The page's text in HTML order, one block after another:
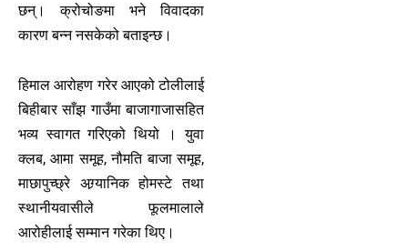
छन्। क्रोचोङमा भने विवादका
कारण बन्न नसकेको बताइन्छ।
हिमाल आरोहण गरेर आएको टोलीलाई
बिहीबार साँझ गाउँमा बाजागाजासहित
भव्य स्वागत गरिएको थियो । युवा
क्लब, आमा समूह, नौमति बाजा समूह,
माछापुच्छ्रे अग्र्यानिक होमस्टे तथा
स्थानीयवासीले फूलमालाले
आरोहीलाई सम्मान गरेका थिए।